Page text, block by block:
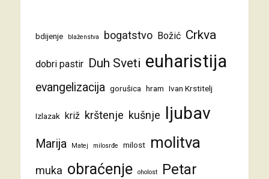
bdijenje blaženstva bogatstvo Božić Crkva
dobri pastir Duh Sveti euharistija
evangelizacija gorušica hram Ivan Krstitelj
Izlazak križ krštenje kušnje ljubav
Marija Matej milosrđe milost molitva
muka obraćenje oholost Petar